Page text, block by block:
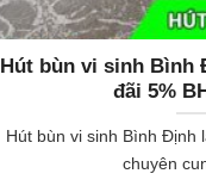
Hút bùn vi sinh
đãi 5%
Hút bùn vi sinh Bình Định
chuyên